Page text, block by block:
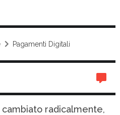
Pagamenti Digitali
radicalmente,